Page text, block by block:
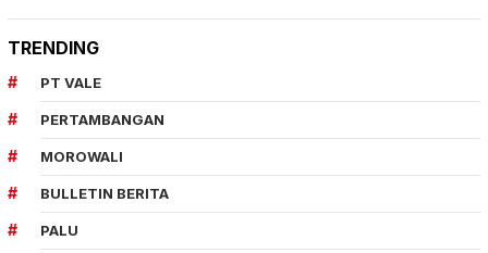
TRENDING
PT VALE
PERTAMBANGAN
MOROWALI
BULLETIN BERITA
PALU